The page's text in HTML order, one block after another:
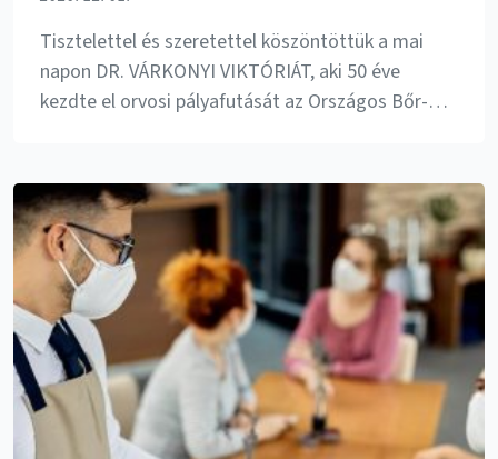
Tisztelettel és szeretettel köszöntöttük a mai
napon DR. VÁRKONYI VIKTÓRIÁT, aki 50 éve
kezdte el orvosi pályafutását az Országos Bőr-…